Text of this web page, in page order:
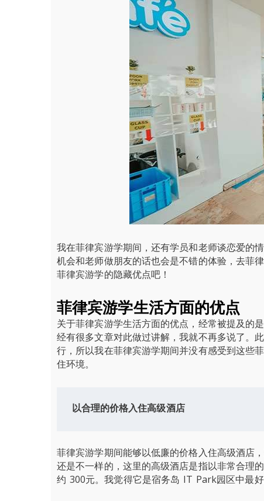
我在菲律宾游学期间，还有学员和老师谈恋爱的
机会和老师做朋友的话也会是不错的体验，去菲
菲律宾游学的隐藏优点吧！
菲律宾游学生活方面的优点
关于菲律宾游学生活方面的优点，经常被提及的
经有很多文章对此做过讲解，我就不再多说了。
行，所以我在菲律宾游学期间并没有感受到这些
住环境。
以合理的价格入住高级酒店
菲律宾游学期间能够以低廉的价格入住高级酒店
还是不一样的，这里的高级酒店是指以非常合理
约 300元。我觉得它是宿务岛 IT Park园区中最好